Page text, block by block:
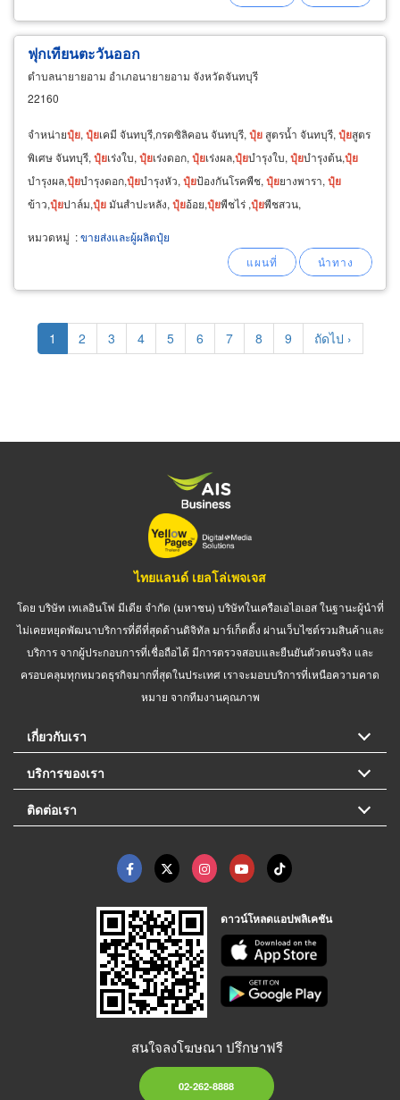
ฟุกเทียนตะวันออก
ตำบลนายายอาม อำเภอนายายอาม จังหวัดจันทบุรี
22160
จำหน่ายปุ๋ย, ปุ๋ยเคมี จันทบุรี,กรดซิลิคอน จันทบุรี, ปุ๋ย สูตรน้ำ จันทบุรี, ปุ๋ยสูตร
พิเศษ จันทบุรี, ปุ๋ยเร่งใบ, ปุ๋ยเร่งดอก, ปุ๋ยเร่งผล,ปุ๋ยบำรุงใบ, ปุ๋ยบำรุงต้น,ปุ๋ย
บำรุงผล,ปุ๋ยบำรุงดอก,ปุ๋ยบำรุงหัว, ปุ๋ยป้องกันโรคพืช, ปุ๋ยยางพารา, ปุ๋ย
ข้าว,ปุ๋ยปาล์ม,ปุ๋ยมันสำปะหลัง, ปุ๋ยอ้อย,ปุ๋ยพืชไร่ ,ปุ๋ยพืชสวน,
หมวดหมู่ :ขายส่งและผู้ผลิตปุ๋ย
Pagination
Current
page
1 Page
2 Page
3 Page
4 Page
5 Page
6 Page
7 Page
8 Page
9
Next
page
ถัดไป ›
ไทยแลนด์ เยลโล่เพจเจส
โดย บริษัท เทเลอินโฟ มีเดีย จำกัด (มหาชน) บริษัทในเครือเอไอเอส ในฐานะผู้นำที่
ไม่เคยหยุดพัฒนาบริการที่ดีที่สุดด้านดิจิทัล มาร์เก็ตติ้ง ผ่านเว็บไซต์รวมสินค้าและ
บริการ จากผู้ประกอบการที่เชื่อถือได้ มีการตรวจสอบและยืนยันตัวตนจริง และ
ครอบคลุมทุกหมวดธุรกิจมากที่สุดในประเทศ เราจะมอบบริการที่เหนือความคาด
หมาย จากทีมงานคุณภาพ
เกี่ยวกับเรา
บริการของเรา
ติดต่อเรา
ดาวน์โหลดแอปพลิเคชัน
สนใจลงโฆษณา ปรึกษาฟรี
02-262-8888